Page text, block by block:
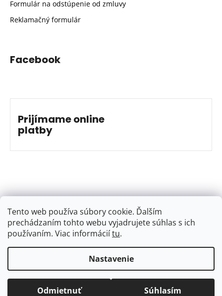
Tento web používa súbory cookie. Ďalším
prechádzaním tohto webu vyjadrujete súhlas s ich
používaním. Viac informáciítu.
Nastavenie
Odmietnuť Súhlasím
Formulár na odstúpenie od zmluvy
Reklamačný formulár
Facebook
Prijímame online
platby
Vytvoril Shoptet&Jakub Grác
Copyright 2026BAJKSHOP . Všetky práva vyhradené.